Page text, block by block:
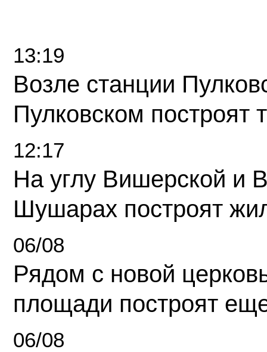
13:19
Возле станции
Пулковском построят
12:17
На углу Вишерской и
Шушарах построят
06/08
Рядом с новой
площади построят
06/08